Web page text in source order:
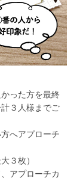
った方を最終
３人様までご
へアプローチ
３枚）
アプローチカ